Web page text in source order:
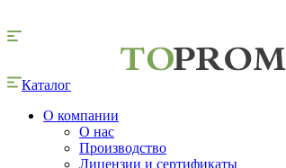
Каталог
О компании
О нас
Производство
Лицензии и сертификаты